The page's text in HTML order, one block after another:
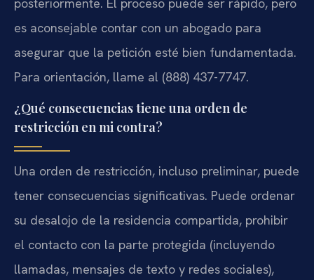
es aconsejable contar con un abogado para
asegurar que la petición esté bien fundamentada.
Para orientación, llame al (888) 437-7747.
¿Qué consecuencias tiene una orden de
restricción en mi contra?
Una orden de restricción, incluso preliminar, puede
tener consecuencias significativas. Puede ordenar
su desalojo de la residencia compartida, prohibir
el contacto con la parte protegida (incluyendo
llamadas, mensajes de texto y redes sociales),